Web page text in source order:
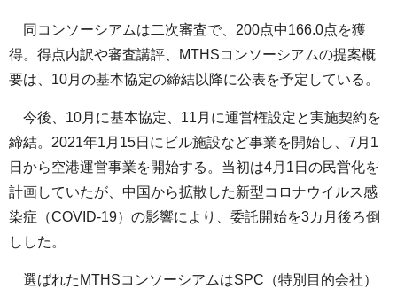
同コンソーシアムは二次審査で、200点中166.0点を獲
得。得点内訳や審査講評、MTHSコンソーシアムの提案概
要は、10月の基本協定の締結以降に公表を予定している。
今後、10月に基本協定、11月に運営権設定と実施契約を
締結。2021年1月15日にビル施設など事業を開始し、7月1
日から空港運営事業を開始する。当初は4月1日の民営化を
計画していたが、中国から拡散した新型コロナウイルス感
染症（COVID-19）の影響により、委託開始を3カ月後ろ倒
しした。
選ばれたMTHSコンソーシアムはSPC（特別目的会社）